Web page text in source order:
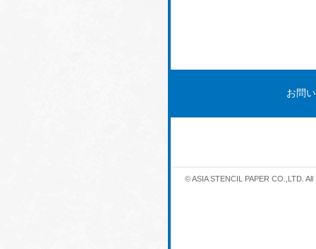
お問
© ASIA STENCIL PAPER CO.,LTD.